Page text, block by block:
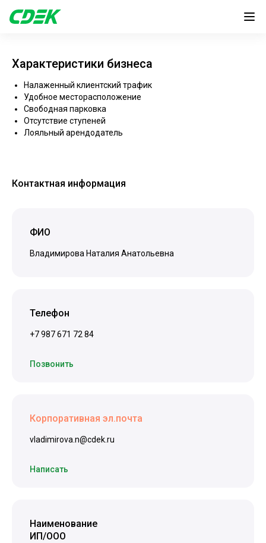
Характеристики бизнеса
Налаженный клиентский трафик
Удобное месторасположение
Свободная парковка
Отсутствие ступеней
Лояльный арендодатель
Контактная информация
ФИО
Владимирова Наталия Анатольевна
Телефон
+7 987 671 72 84
Позвонить
Корпоративная эл.почта
vladimirova.n@cdek.ru
Написать
Наименование
ИП/ООО